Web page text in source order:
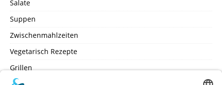
Salate
Suppen
Zwischenmahlzeiten
Vegetarisch Rezepte
Grillen